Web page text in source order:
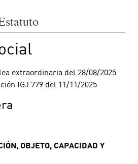
extraordinaria del 28/08/2025
IGJ 779 del 11/11/2025
OBJETO, CAPACIDAD Y